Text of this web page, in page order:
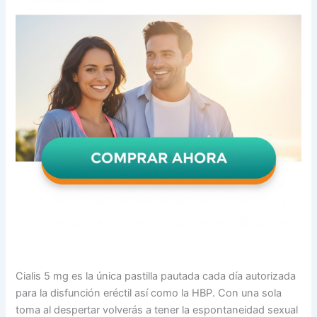
Cialis 5 mg es la única pastilla pautada cada día autorizada
para la disfunción eréctil así como la HBP. Con una sola
toma al despertar volverás a tener la espontaneidad sexual